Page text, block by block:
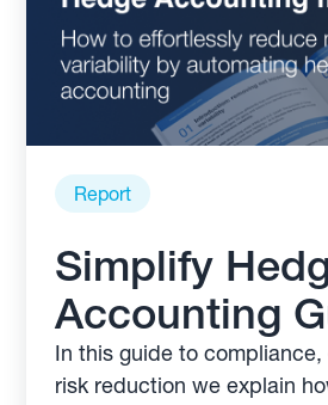
Report
Simplify
Accounting
In this guide to
risk reduction we explain